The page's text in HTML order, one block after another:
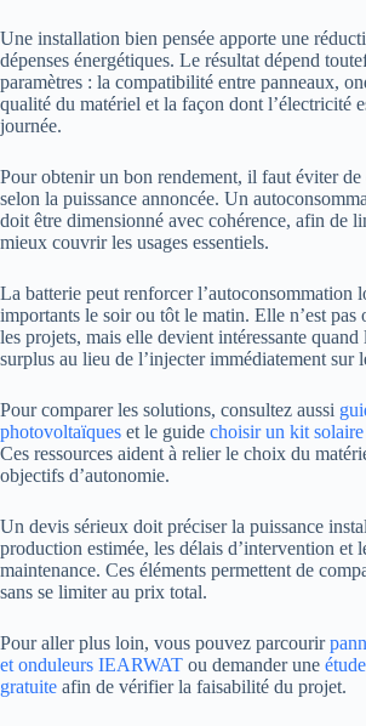
Une installation bien pensée apporte une
dépenses énergétiques. Le résultat dépend
paramètres : la compatibilité entre panneaux,
qualité du matériel et la façon dont l’électricité
journée.
Pour obtenir un bon rendement, il faut éviter
selon la puissance annoncée. Un
doit être dimensionné avec cohérence, afin de
mieux couvrir les usages essentiels.
La batterie peut renforcer l’autoconsommation
importants le soir ou tôt le matin. Elle n’est pas
les projets, mais elle devient intéressante
surplus au lieu de l’injecter immédiatement sur
Pour comparer les solutions, consultez aussi
photovoltaïques et le guide choisir un kit
Ces ressources aident à relier le choix du
objectifs d’autonomie.
Un devis sérieux doit préciser la puissance
production estimée, les délais d’intervention et
maintenance. Ces éléments permettent de
sans se limiter au prix total.
Pour aller plus loin, vous pouvez parcourir
et onduleurs IEARWAT ou demander une
gratuite afin de vérifier la faisabilité du projet.